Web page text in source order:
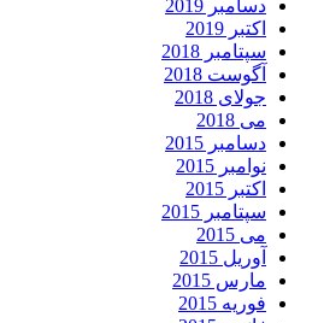
دسامبر 2019
اکتبر 2019
سپتامبر 2018
آگوست 2018
جولای 2018
می 2018
دسامبر 2015
نوامبر 2015
اکتبر 2015
سپتامبر 2015
می 2015
آوریل 2015
مارس 2015
فوریه 2015